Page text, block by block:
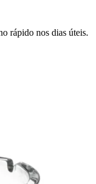
rápido nos dias úteis.